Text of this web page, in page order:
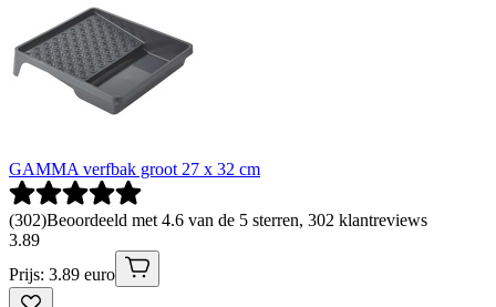
GAMMA verfbak groot 27 x 32 cm
(302)Beoordeeld met 4.6 van de 5 sterren, 302 klantreviews
3.89
Prijs: 3.89 euro